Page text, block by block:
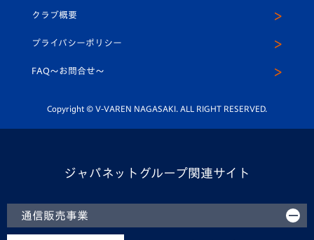
平和祈念活動
ホームタウン活動
スクール
ヴィヴィくんインスタグラム
公式LINE＠
クラブ概要
プライバシーポリシー
FAQ〜お問合せ〜
Copyright © V-VAREN NAGASAKI. ALL RIGHT RESERVED.
ジャパネットグループ関連サイト
通信販売事業